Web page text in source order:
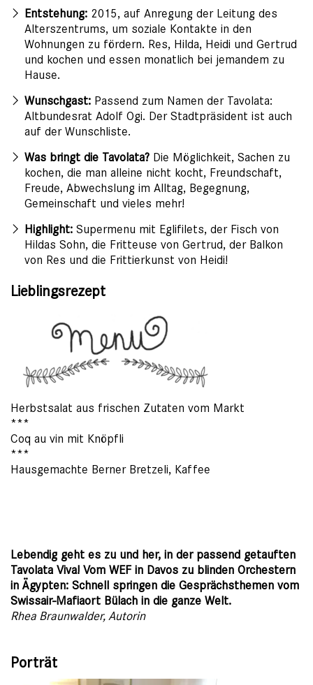
Entstehung: 2015, auf Anregung der Leitung des
Alterszentrums, um soziale Kontakte in den
Wohnungen zu fördern. Res, Hilda, Heidi und Gertrud
und kochen und essen monatlich bei jemandem zu
Hause.
Wunschgast: Passend zum Namen der Tavolata:
Altbundesrat Adolf Ogi. Der Stadtpräsident ist auch
auf der Wunschliste.
Was bringt die Tavolata? Die Möglichkeit, Sachen zu
kochen, die man alleine nicht kocht, Freundschaft,
Freude, Abwechslung im Alltag, Begegnung,
Gemeinschaft und vieles mehr!
Highlight: Supermenu mit Eglifilets, der Fisch von
Hildas Sohn, die Fritteuse von Gertrud, der Balkon
von Res und die Frittierkunst von Heidi!
Lieblingsrezept
Herbstsalat aus frischen Zutaten vom Markt
***
Coq au vin mit Knöpfli
***
Hausgemachte Berner Bretzeli, Kaffee
Lebendig geht es zu und her, in der passend getauften
Tavolata Viva! Vom WEF in Davos zu blinden Orchestern
in Ägypten: Schnell springen die Gesprächsthemen vom
Swissair-Mafiaort Bülach in die ganze Welt.
Rhea Braunwalder, Autorin
Porträt